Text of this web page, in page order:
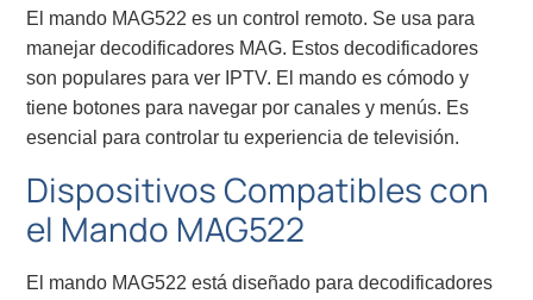
El mando MAG522 es un control remoto. Se usa para
manejar decodificadores MAG. Estos decodificadores
son populares para ver IPTV. El mando es cómodo y
tiene botones para navegar por canales y menús. Es
esencial para controlar tu experiencia de televisión.
Dispositivos Compatibles con
el Mando MAG522
El mando MAG522 está diseñado para decodificadores